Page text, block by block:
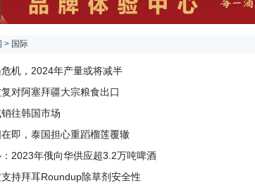
> 国际
机，2024年产量或将减半
对阿塞拜疆大宗粮食出口
往韩国市场
即，泰国担心重蹈榴莲覆辙
2023年俄向华供应超3.2万吨啤酒
持拜耳Roundup除草剂安全性